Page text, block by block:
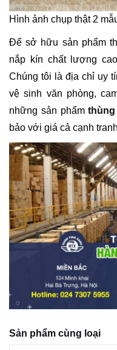
Hình ảnh chụp thật 2
Để sở hữu sản phẩm
nắp kín chất lượng
Chúng tôi là địa chỉ uy
vệ sinh văn phòng,
những sản phẩm
bảo với giá cả cạnh
Sản phẩm cùng loại